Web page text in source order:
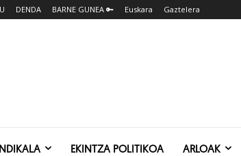
DENDA BARNE GUNEA 🔑 Euskara Gaztelera
EKINTZA POLITIKOA ARLOAK